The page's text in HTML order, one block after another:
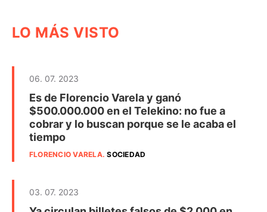
LO MÁS VISTO
06. 07. 2023
Es de Florencio Varela y ganó
$500.000.000 en el Telekino: no fue a
cobrar y lo buscan porque se le acaba el
tiempo
FLORENCIO VARELA.SOCIEDAD
03. 07. 2023